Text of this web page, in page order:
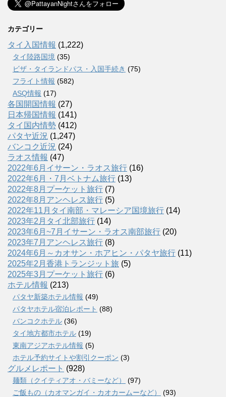
カテゴリー
タイ入国情報 (1,222)
タイ陸路国境 (35)
ビザ・タイランドパス・入国手続き (75)
フライト情報 (582)
ASQ情報 (17)
各国開国情報 (27)
日本帰国情報 (141)
タイ国内情勢 (412)
パタヤ近況 (1,247)
バンコク近況 (24)
ラオス情報 (47)
2022年6月イサーン・ラオス旅行 (16)
2022年6月・7月ベトナム旅行 (13)
2022年8月プーケット旅行 (7)
2022年8月アンヘレス旅行 (5)
2022年11月タイ南部・マレーシア国境旅行 (14)
2023年2月タイ北部旅行 (14)
2023年6月~7月イサーン・ラオス南部旅行 (20)
2023年7月アンヘレス旅行 (8)
2024年6月～カオサン・ホアヒン・パタヤ旅行 (11)
2025年2月香港トランジット旅 (5)
2025年3月プーケット旅行 (6)
ホテル情報 (213)
パタヤ新築ホテル情報 (49)
パタヤホテル宿泊レポート (88)
バンコクホテル (36)
タイ地方都市ホテル (19)
東南アジアホテル情報 (5)
ホテル予約サイトや割引クーポン (3)
グルメレポート (928)
麺類（クイティアオ・バミーなど）
(97)
ご飯もの（カオマンガイ・カオカームーなど）
(93)